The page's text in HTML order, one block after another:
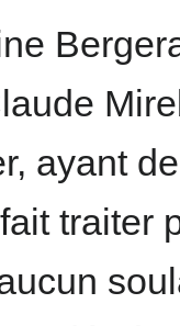
ayant
traiter